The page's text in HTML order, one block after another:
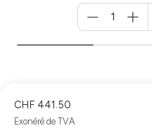
für
Panier
CHF 441.50
Exonéré de TVA